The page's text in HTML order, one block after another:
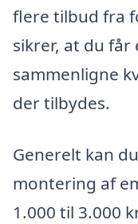
flere tilbud fra
sikrer, at du
sammenligne
der tilbydes.
Generelt kan
montering af
1.000 til 3.000